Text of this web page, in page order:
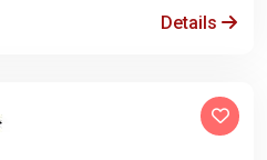
Details